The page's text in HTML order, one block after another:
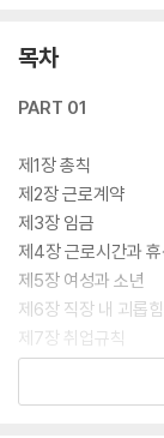
목차
PART 01
제1장 총칙
제2장 근로계약
제3장 임금
제4장 근로시간과 휴
제5장 여성과 소년
제6장 직장 내 괴롭
제7장 취업규칙
제8장 기숙사·근로